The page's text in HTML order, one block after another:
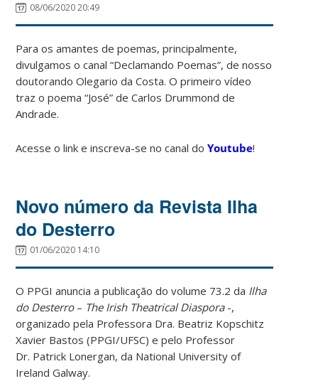
08/06/2020 20:49
Para os amantes de poemas, principalmente,
divulgamos o canal “Declamando Poemas”, de nosso
doutorando Olegario da Costa. O primeiro vídeo
traz o poema “José” de Carlos Drummond de
Andrade.
Acesse o link e inscreva-se no canal doYoutube!
Novo número da Revista Ilha
do Desterro
01/06/2020 14:10
O PPGI anuncia a publicação do volume 73.2 da Ilha
do Desterro – The Irish Theatrical Diaspora-,
organizado pela Professora Dra. Beatriz Kopschitz
Xavier Bastos (PPGI/UFSC) e pelo Professor
Dr. Patrick Lonergan, da National University of
Ireland Galway.